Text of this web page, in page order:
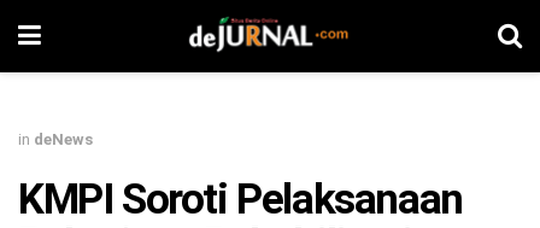
in deNews
KMPI Soroti Pelaksanaan